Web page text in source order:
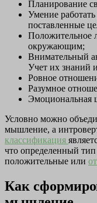
Планирование
Умение
поставленные
Положительное
окружающим;
Внимательный
Учет их знаний
Ровное
Разумное
Эмоциональная
Условно можно
мышление, а
классификация
что определенный
положительные или
Как